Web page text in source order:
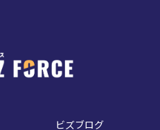
ビズブログ